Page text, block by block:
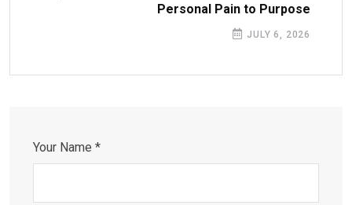
Personal Pain to Purpose
JULY 6, 2026
Your Name *